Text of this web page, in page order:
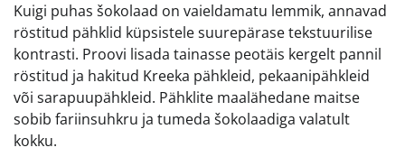
Kuigi puhas šokolaad on vaieldamatu lemmik, annavad
röstitud pähklid küpsistele suurepärase tekstuurilise
kontrasti. Proovi lisada tainasse peotäis kergelt pannil
röstitud ja hakitud Kreeka pähkleid, pekaanipähkleid
või sarapuupähkleid. Pähklite maalähedane maitse
sobib fariinsuhkru ja tumeda šokolaadiga valatult
kokku.